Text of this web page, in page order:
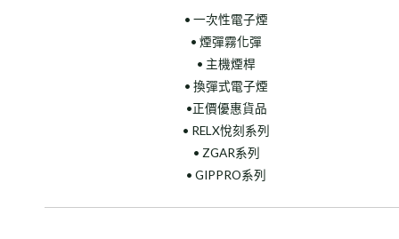
• 一次性電子煙
• 煙彈霧化彈
• 主機煙桿
• 換彈式電子煙
•正價優惠貨品
• RELX悅刻系列
• ZGAR系列
• GIPPRO系列